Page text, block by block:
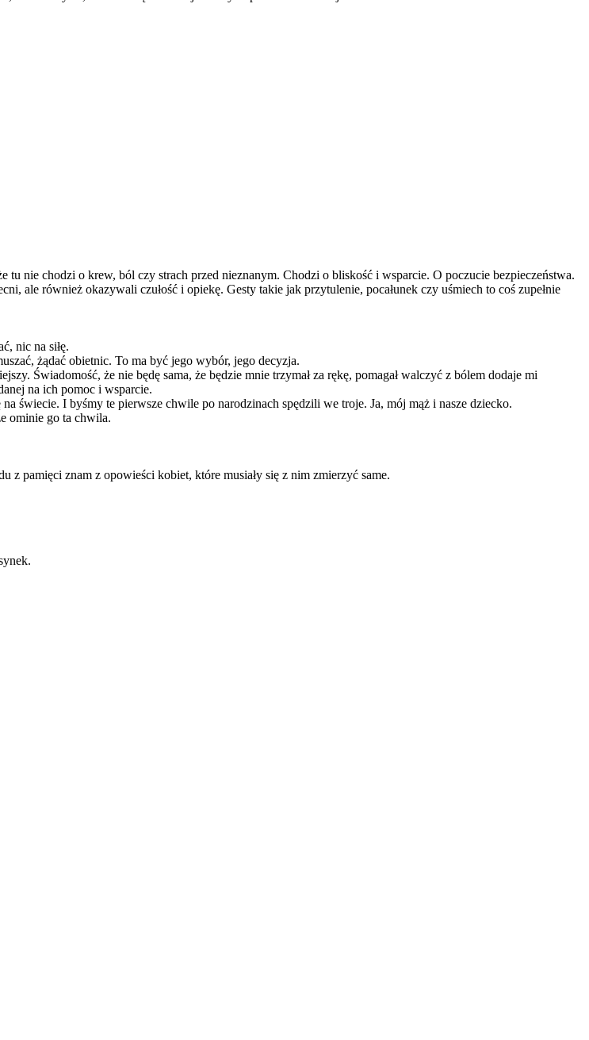
nie chodzi o krew, ból czy strach przed nieznanym. Chodzi o bliskość i wsparcie. O poczucie bezpieczeństwa.
ale również okazywali czułość i opiekę. Gesty takie jak przytulenie, pocałunek czy uśmiech to coś zupełnie
nic na siłę.
żądać obietnic. To ma być jego wybór, jego decyzja.
Świadomość, że nie będę sama, że będzie mnie trzymał za rękę, pomagał walczyć z bólem dodaje mi
na ich pomoc i wsparcie.
świecie. I byśmy te pierwsze chwile po narodzinach spędzili we troje. Ja, mój mąż i nasze dziecko.
ominie go ta chwila.
pamięci znam z opowieści kobiet, które musiały się z nim zmierzyć same.